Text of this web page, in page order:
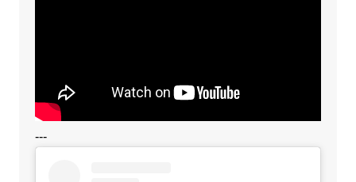
---